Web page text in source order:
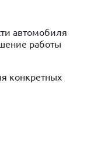
автомобиля
работы
конкретных